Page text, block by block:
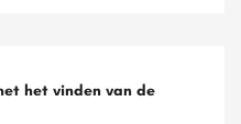
het vinden van de